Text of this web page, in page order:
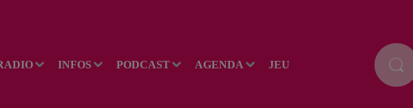
INFOS PODCAST AGENDA JEU